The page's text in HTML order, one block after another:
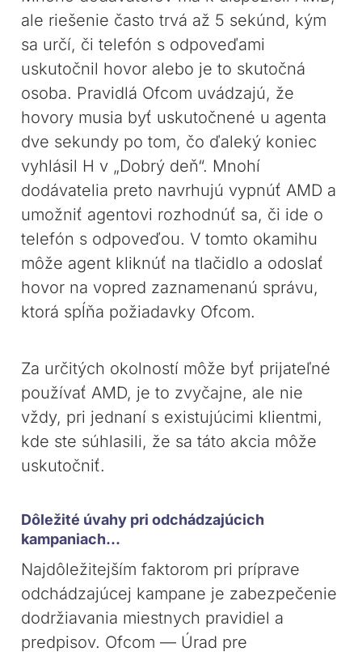
ale riešenie často trvá až 5 sekúnd, kým
sa určí, či telefón s odpoveďami
uskutočnil hovor alebo je to skutočná
osoba. Pravidlá Ofcom uvádzajú, že
hovory musia byť uskutočnené u agenta
dve sekundy po tom, čo ďaleký koniec
vyhlásil H v „Dobrý deň“. Mnohí
dodávatelia preto navrhujú vypnúť AMD a
umožniť agentovi rozhodnúť sa, či ide o
telefón s odpoveďou. V tomto okamihu
môže agent kliknúť na tlačidlo a odoslať
hovor na vopred zaznamenanú správu,
ktorá spĺňa požiadavky Ofcom.
Za určitých okolností môže byť prijateľné
používať AMD, je to zvyčajne, ale nie
vždy, pri jednaní s existujúcimi klientmi,
kde ste súhlasili, že sa táto akcia môže
uskutočniť.
Dôležité úvahy pri odchádzajúcich
kampaniach...
Najdôležitejším faktorom pri príprave
odchádzajúcej kampane je zabezpečenie
dodržiavania miestnych pravidiel a
predpisov. Ofcom — Úrad pre